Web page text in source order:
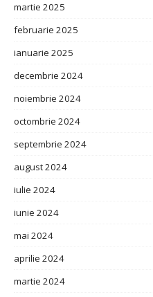
martie 2025
februarie 2025
ianuarie 2025
decembrie 2024
noiembrie 2024
octombrie 2024
septembrie 2024
august 2024
iulie 2024
iunie 2024
mai 2024
aprilie 2024
martie 2024